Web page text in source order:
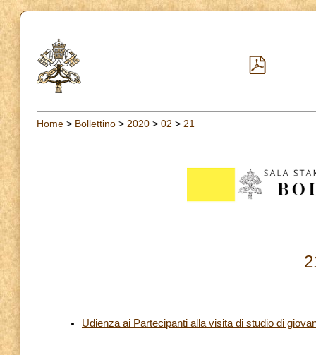
Home > Bollettino > 2020 > 02 > 21
Udienza ai Partecipanti alla visita di studio di